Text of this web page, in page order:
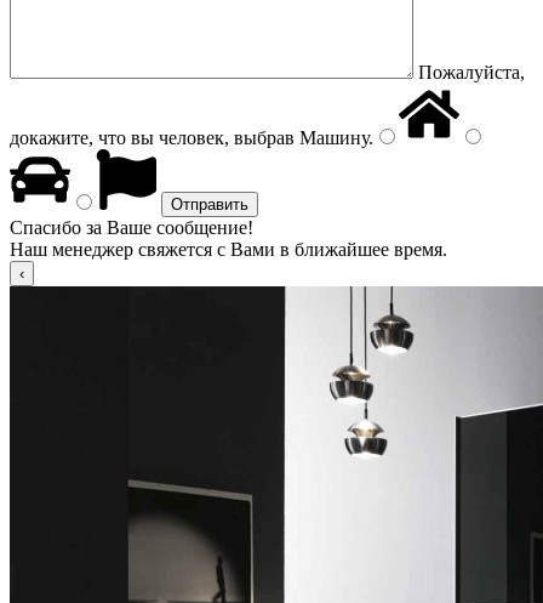
Пожалуйста,
докажите, что вы человек, выбрав Машину.
Спасибо за Ваше сообщение!
Наш менеджер свяжется с Вами в ближайшее время.